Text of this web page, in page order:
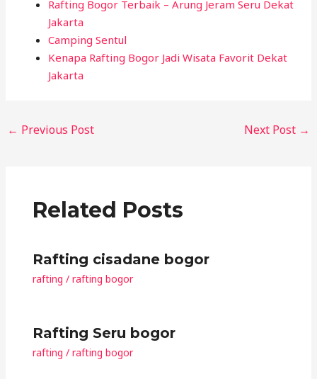
Rafting Bogor Terbaik – Arung Jeram Seru Dekat
Jakarta
Camping Sentul
Kenapa Rafting Bogor Jadi Wisata Favorit Dekat
Jakarta
← Previous Post Next Post →
Related Posts
Rafting cisadane bogor
rafting / rafting bogor
Rafting Seru bogor
rafting / rafting bogor